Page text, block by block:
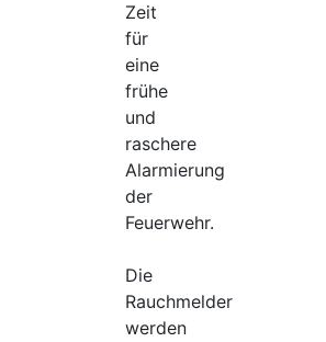
Zeit
für
eine
frühe
und
raschere
Alarmierung
der
Feuerwehr.
Die
Rauchmelder
werden